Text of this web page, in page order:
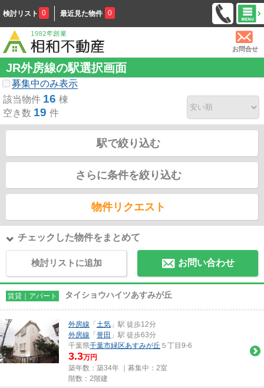
検討リスト 0 最近見た物件 0
お問合せ
JR外房線の駅選択画面
募集中のみ表示
該当物件 16 棟
空き数 19 件
駅で絞り込む
さらに条件を絞り込む
物件リクエスト
チェックした物件をまとめて
検討リストに追加 お問い合わせ
賃貸｜アパート タイショウハイツあすみが丘
外房線 「 土気 」駅 徒歩12分
外房線 「 誉田 」駅 徒歩63分
千葉県千葉市緑区あすみが丘 ５丁目9-6
3.3万円
築年数：築34年 ｜募集中： 2室
階数：2階建